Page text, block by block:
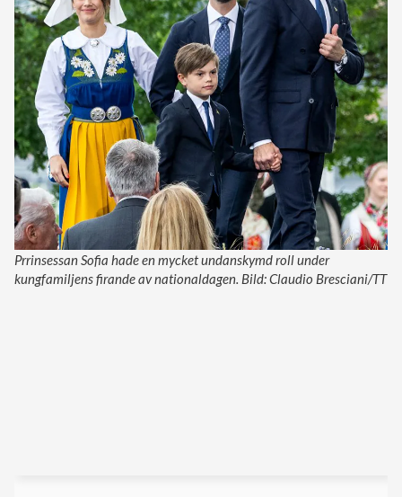
Prrinsessan Sofia hade en mycket undanskymd roll under
kungfamiljens firande av nationaldagen. Bild: Claudio Bresciani/TT